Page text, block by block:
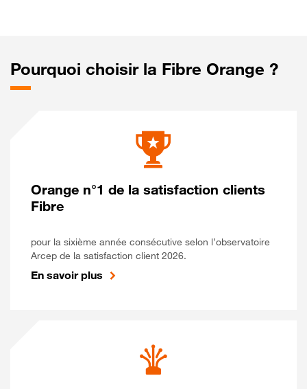
Pourquoi choisir la Fibre Orange ?
Orange n°1 de la satisfaction clients
Fibre
pour la sixième année consécutive selon l’observatoire
Arcep de la satisfaction client 2026.
En savoir plus